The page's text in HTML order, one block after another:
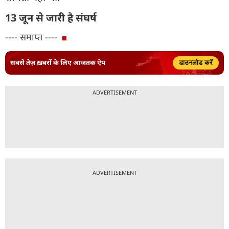
13 जून से जारी है संघर्ष
---- समाप्त ----
सबसे तेज़ ख़बरों के लिए आजतक ऐप डाउनलोड करें
ADVERTISEMENT
ADVERTISEMENT